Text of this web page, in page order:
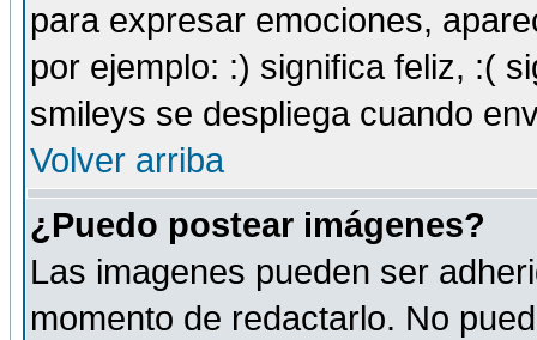
para expresar emociones,
por ejemplo: :) significa feliz, :(
smileys se despliega cuando
Volver arriba
¿Puedo postear imágenes?
Las imagenes pueden ser
momento de redactarlo. No